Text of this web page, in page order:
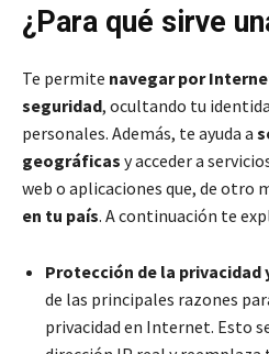
¿Para qué sirve
Te permite navegar por
seguridad, ocultando tu
personales. Además, te ayuda a
geográficas y acceder a
web o aplicaciones que, de otro
en tu país. A continuación te
Protección de la privacidad
de las principales razones
privacidad en Internet. Esto